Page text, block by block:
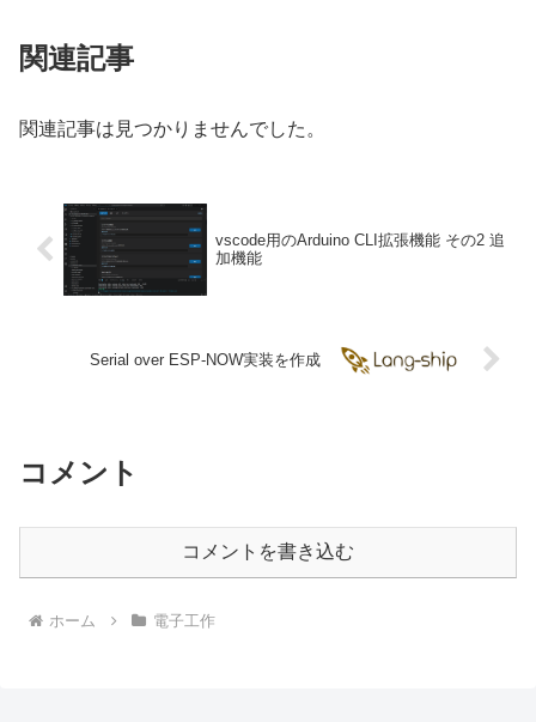
関連記事
関連記事は見つかりませんでした。
vscode用のArduino CLI拡張機能 その2 追
加機能
Serial over ESP-NOW実装を作成
コメント
コメントを書き込む
ホーム 電子工作